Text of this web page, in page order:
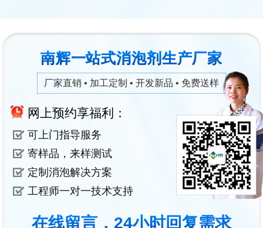
在线留言，24小时回复需求
南辉一站式消泡剂生产厂家
厂家直销 • 加工定制 • 开发新品 • 免费送样
网上预约享福利：
可上门指导服务
寄样品，来样测试
定制消泡解决方案
工程师一对一技术支持